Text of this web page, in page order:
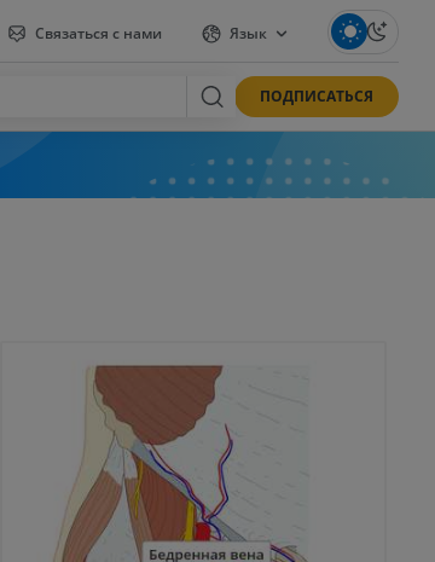
Связаться с нами Язык
ПОДПИСАТЬСЯ